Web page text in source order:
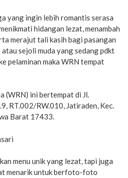
yang ingin lebih romantis serasa
hidangan lezat, menambah
merajut tali kasih bagi pasangan
sejoli muda yang sedang pdkt
pelaminan maka WRN tempat
(WRN) ini bertempat di Jl.
RT.002/RW.010, Jatiraden, Kec.
Barat 17433.
menu unik yang lezat, tapi juga
menarik untuk berfoto-foto